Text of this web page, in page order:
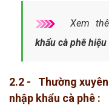
Xem
khẩu cà phê hiệu
2.2 - Thường
nhập khẩu cà phê :